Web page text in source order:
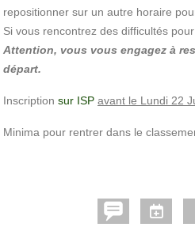
repositionner sur un autre horaire
Si vous rencontrez des difficultés
Attention, vous vous engagez à
départ.
Inscription sur ISP avant le Lundi 22
Minima pour rentrer dans le